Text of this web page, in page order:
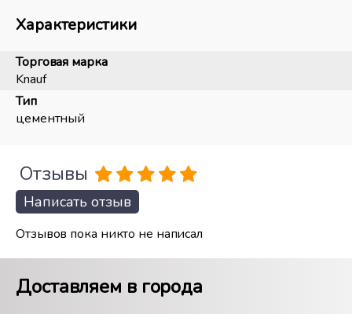
Характеристики
Торговая марка
Knauf
Тип
цементный
Отзывы
Написать отзыв
Отзывов пока никто не написал
Доставляем в города